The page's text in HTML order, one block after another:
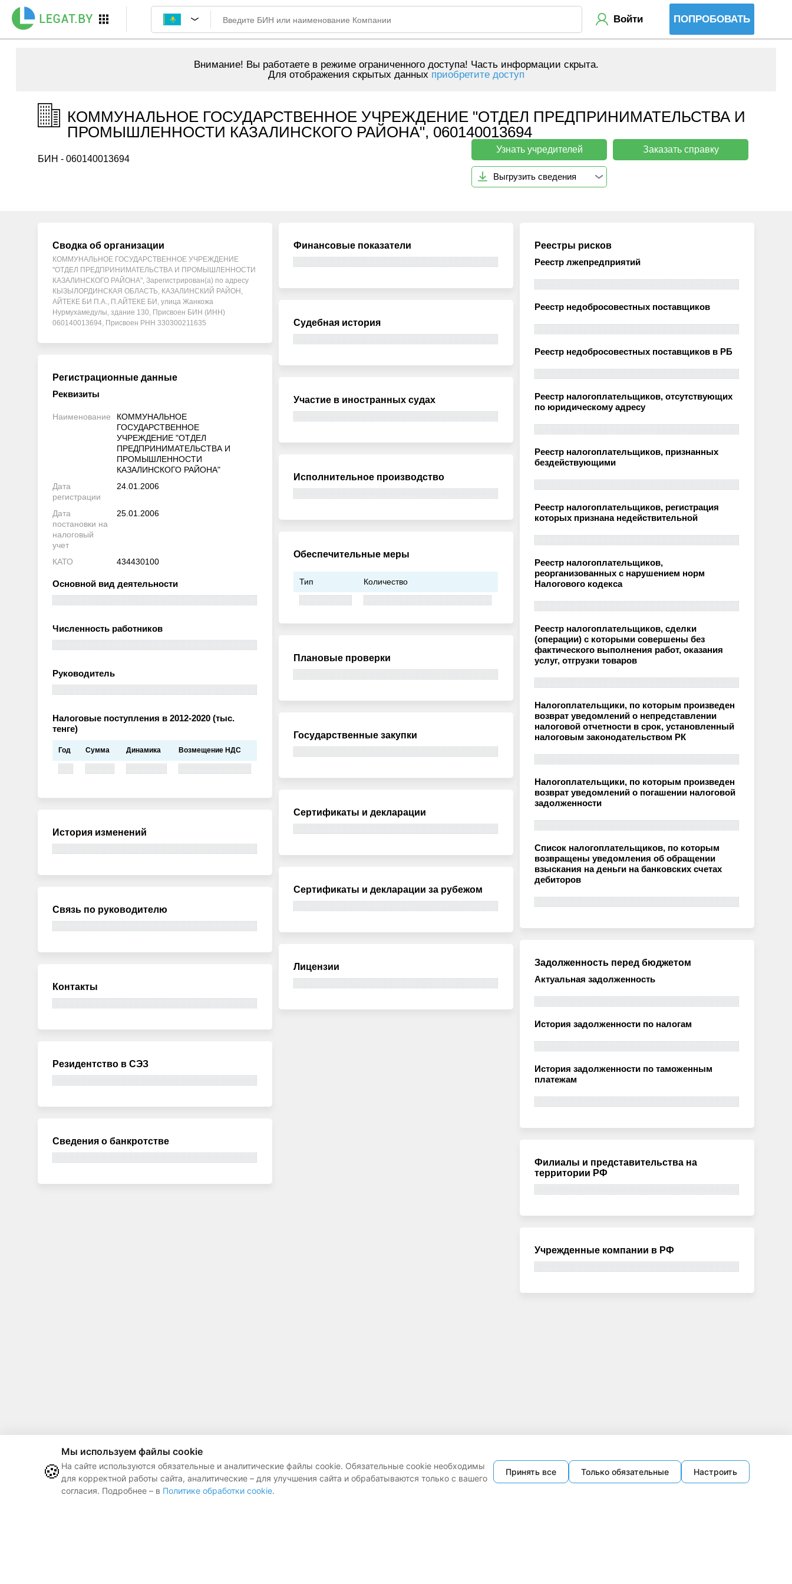
Войти ПОПРОБОВАТЬ
Внимание! Вы работаете в режиме ограниченного доступа! Часть информации скрыта.
Для отображения скрытых данных приобретите доступ
КОММУНАЛЬНОЕ ГОСУДАРСТВЕННОЕ УЧРЕЖДЕНИЕ "ОТДЕЛ ПРЕДПРИНИМАТЕЛЬСТВА И
ПРОМЫШЛЕННОСТИ КАЗАЛИНСКОГО РАЙОНА", 060140013694
БИН - 060140013694
Узнать учредителей Заказать справку
Выгрузить сведения
Сводка об организации
КОММУНАЛЬНОЕ ГОСУДАРСТВЕННОЕ УЧРЕЖДЕНИЕ
"ОТДЕЛ ПРЕДПРИНИМАТЕЛЬСТВА И ПРОМЫШЛЕННОСТИ
КАЗАЛИНСКОГО РАЙОНА", Зарегистрирован(а) по адресу
КЫЗЫЛОРДИНСКАЯ ОБЛАСТЬ, КАЗАЛИНСКИЙ РАЙОН,
АЙТЕКЕ БИ П.А., П.АЙТЕКЕ БИ, улица Жанкожа
Нурмухамедулы, здание 130, Присвоен БИН (ИНН)
060140013694, Присвоен РНН 330300211635
Регистрационные данные
Реквизиты
Наименование
КОММУНАЛЬНОЕ
ГОСУДАРСТВЕННОЕ
УЧРЕЖДЕНИЕ "ОТДЕЛ
ПРЕДПРИНИМАТЕЛЬСТВА И
ПРОМЫШЛЕННОСТИ
КАЗАЛИНСКОГО РАЙОНА"
Дата
регистрации
24.01.2006
Дата
постановки на
налоговый
учет
25.01.2006
КАТО 434430100
Основной вид деятельности
Численность работников
Руководитель
Налоговые поступления в 2012-2020 (тыс.
тенге)
Год Сумма Динамика Возмещение НДС
История изменений
Связь по руководителю
Контакты
Резидентство в СЭЗ
Сведения о банкротстве
Финансовые показатели
Судебная история
Участие в иностранных судах
Исполнительное производство
Обеспечительные меры
Тип Количество
Плановые проверки
Государственные закупки
Сертификаты и декларации
Сертификаты и декларации за рубежом
Лицензии
Реестры рисков
Реестр лжепредприятий
Реестр недобросовестных поставщиков
Реестр недобросовестных поставщиков в РБ
Реестр налогоплательщиков, отсутствующих
по юридическому адресу
Реестр налогоплательщиков, признанных
бездействующими
Реестр налогоплательщиков, регистрация
которых признана недействительной
Реестр налогоплательщиков,
реорганизованных с нарушением норм
Налогового кодекса
Реестр налогоплательщиков, сделки
(операции) с которыми совершены без
фактического выполнения работ, оказания
услуг, отгрузки товаров
Налогоплательщики, по которым произведен
возврат уведомлений о непредставлении
налоговой отчетности в срок, установленный
налоговым законодательством РК
Налогоплательщики, по которым произведен
возврат уведомлений о погашении налоговой
задолженности
Список налогоплательщиков, по которым
возвращены уведомления об обращении
взыскания на деньги на банковских счетах
дебиторов
Задолженность перед бюджетом
Актуальная задолженность
История задолженности по налогам
История задолженности по таможенным
платежам
Филиалы и представительства на
территории РФ
Учрежденные компании в РФ
🍪
Мы используем файлы cookie
На сайте используются обязательные и аналитические файлы cookie. Обязательные cookie необходимы
для корректной работы сайта, аналитические – для улучшения сайта и обрабатываются только с вашего
согласия. Подробнее – в Политике обработки cookie.
Принять все Только обязательные Настроить